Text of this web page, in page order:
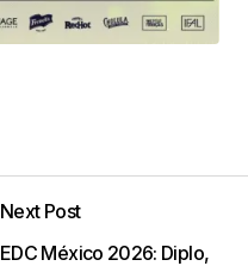
Next Post
EDC México 2026: Diplo,